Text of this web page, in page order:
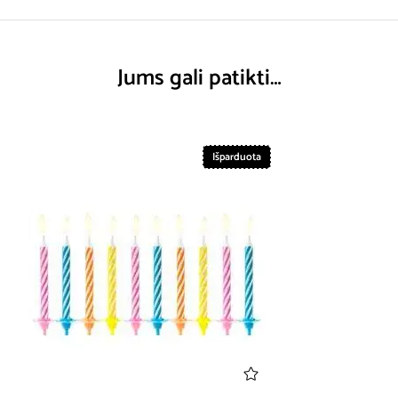
Jums gali patikti…
Išparduota